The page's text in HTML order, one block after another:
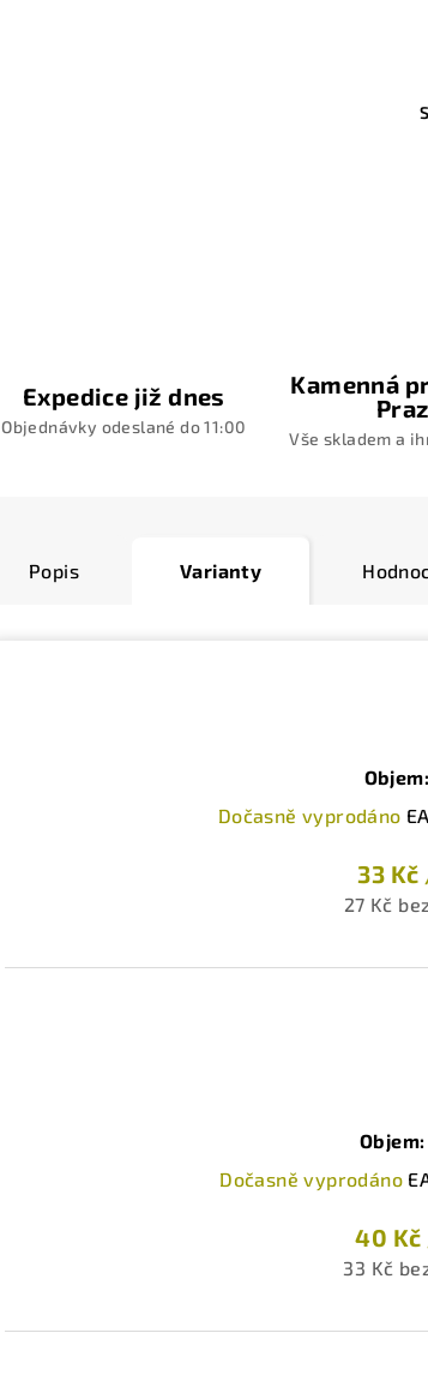
Expedice již dnes
Objednávky odeslané do 11:00
Kamenná
Vše skladem a
Popis Varianty
Dočasně vyprodáno
33 Kč
27 Kč
Objem:
Dočasně vyprodáno
40 Kč
33 Kč